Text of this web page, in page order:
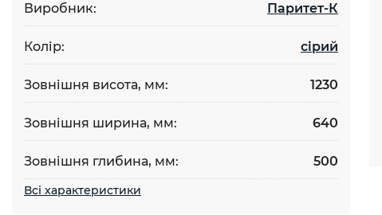
Виробник: Паритет-К
Колір: сірий
Зовнішня висота, мм: 1230
Зовнішня ширина, мм: 640
Зовнішня глибина, мм: 500
Всі характеристики